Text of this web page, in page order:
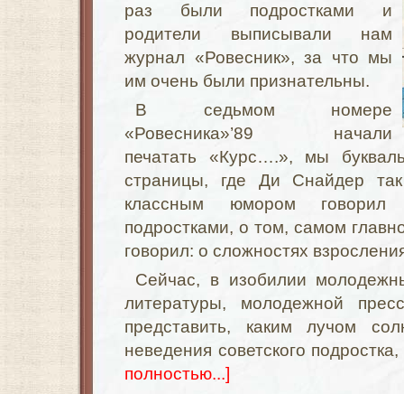
раз были подростками и
родители выписывали нам
журнал «Ровесник», за что мы
им очень были признательны.
В седьмом номере
«Ровесника»’89 начали
печатать «Курс….», мы
страницы, где Ди Снайдер
классным юмором
подростками, о том, самом
говорил: о сложностях
Сейчас, в изобилии
литературы, молодежной
представить, каким лучом
неведения советского
полностью...]